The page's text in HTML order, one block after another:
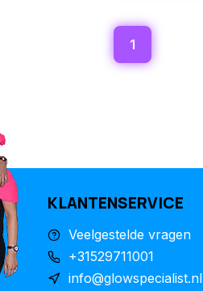
1
KLANTENSERVICE
Veelgestelde vragen
+31529711001
info@glowspecialist.nl